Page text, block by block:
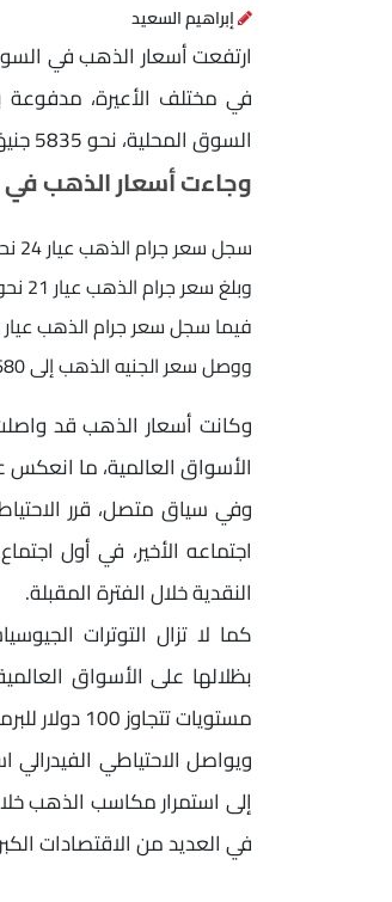
إبراهيم السعيد
السوق المحلية، نحو 5835 جنيهًا.
وجاءت أسعار الذهب في
سجل سعر جرام الذهب عيار 24 نحو 6668 جنيهًا.
وبلغ سعر جرام الذهب عيار 21 نحو 5835 جنيهًا.
فيما سجل سعر جرام الذهب عيار 18 حوالي 5001 جنيهًا.
ووصل سعر الجنيه الذهب إلى 46680 جنيهًا.
وكانت أسعار الذهب قد
الأسواق العالمية، ما
اجتماعه الأخير، في أول
النقدية خلال الفترة المقبلة.
كما لا تزال التوترات
بظلالها على الأسواق
مستويات تتجاوز 100 دولار للبرميل.
إلى استمرار مكاسب الذهب
في العديد من الاقتصادات